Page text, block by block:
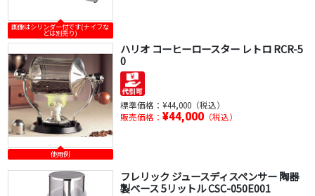
画像はシリンダー付です(ナイフな
どは別売り)
使用例
ハリオ コーヒーロースター レトロ RCR-5
0
標準価格： ¥44,000（税込）
販売価格： ¥44,000（税込）
フレリック ジュースディスペンサー 陶器
製ベース 5リットル CSC-050E001